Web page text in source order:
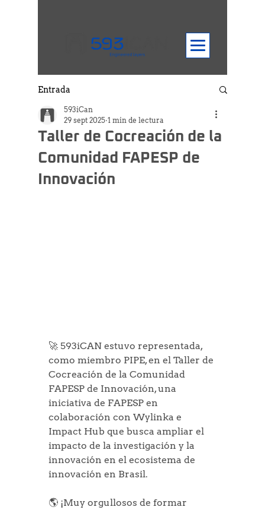
Entrada
Taller de Cocreación de la
Comunidad FAPESP de
Innovación
593iCan
29 sept 2025 1 min de lectura
🚀 593iCAN estuvo representada,
como miembro PIPE, en el Taller de
Cocreación de la Comunidad
FAPESP de Innovación, una
iniciativa de FAPESP en
colaboración con Wylinka e
Impact Hub que busca ampliar el
impacto de la investigación y la
innovación en el ecosistema de
innovación en Brasil.
🌎 ¡Muy orgullosos de formar